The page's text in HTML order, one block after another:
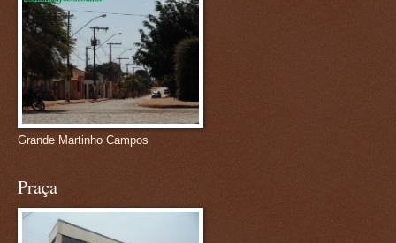
Grande Martinho Campos
Praça